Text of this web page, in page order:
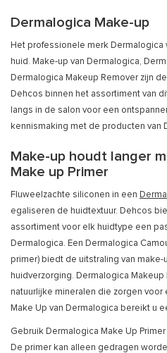
Dermalogica Make-up
Het professionele merk
huid. Make-up van Dermalogica,
Dermalogica Makeup Remover zijn
Dehcos binnen het assortiment van
langs in de salon voor een
kennismaking met de producten van
Make-up houdt langer
Make up Primer
Fluweelzachte siliconen in een
egaliseren de huidtextuur. Dehcos
assortiment voor elk huidtype een
Dermalogica. Een Dermalogica
primer) biedt de uitstraling van
huidverzorging. Dermalogica
natuurlijke mineralen die zorgen voor
Make Up van Dermalogica bereikt u
Gebruik Dermalogica Make Up
De primer kan alleen gedragen